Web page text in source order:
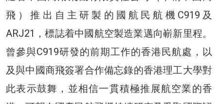
飛）推出自主研製的國航民航機C919及
ARJ21，標誌着中國航空製造業邁向嶄新里程。
曾參與C919研發的前期工作的香港民航處，以
及與中國商飛簽署合作備忘錄的香港理工大學對
此表示鼓舞，並相信一貫積極推展航空業的香